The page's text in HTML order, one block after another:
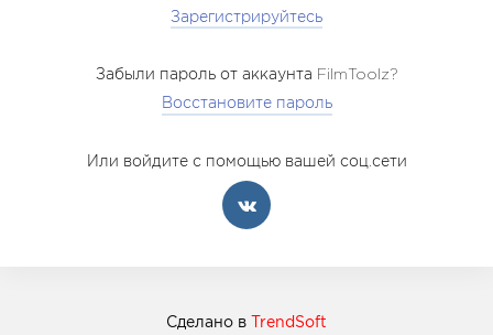
Зарегистрируйтесь
Забыли пароль от аккаунта FilmToolz?
Восстановите пароль
Или войдите с помощью вашей соц.сети
Сделано в TrendSoft